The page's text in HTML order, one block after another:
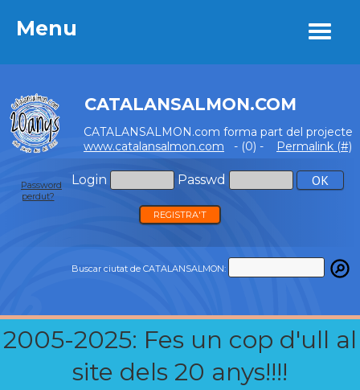
Menu
CATALANSALMON.COM
CATALANSALMON.com forma part del projecte
www.catalansalmon.com - (0) - Permalink (#)
Login Passwd
Password
perdut?
REGISTRA'T
Buscar ciutat de CATALANSALMON:
2005-2025: Fes un cop d'ull al
site dels 20 anys!!!!
Menu